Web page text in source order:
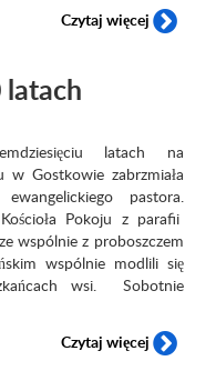
Czytaj więcej
latach
latach na
w Gostkowie zabrzmiała
pastora.
Pokoju z parafii
wspólnie z proboszczem
wspólnie modlili się
wsi. Sobotnie
Czytaj więcej